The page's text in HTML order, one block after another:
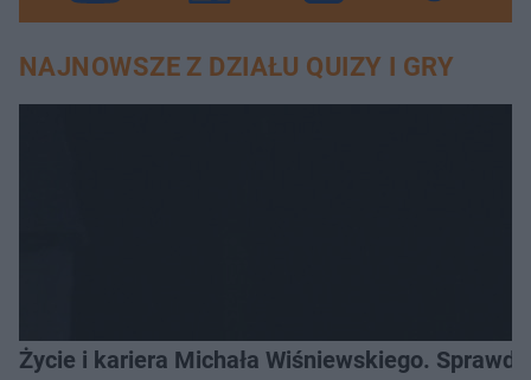
NAJNOWSZE Z DZIAŁU QUIZY I GRY
Życie i kariera Michała Wiśniewskiego.